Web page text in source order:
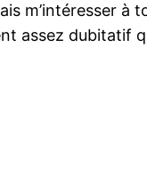
m’intéresser à
assez dubitatif